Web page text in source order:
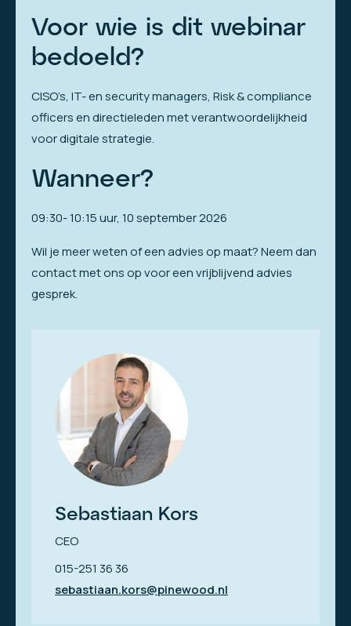
Voor wie is dit webinar
bedoeld?
CISO’s, IT- en security managers, Risk & compliance
officers en directieleden met verantwoordelijkheid
voor digitale strategie.
Wanneer?
09:30- 10:15 uur, 10 september 2026
Wil je meer weten of een advies op maat? Neem dan
contact met ons op voor een vrijblijvend advies
gesprek.
Sebastiaan Kors
CEO
015-251 36 36
sebastiaan.kors@pinewood.nl